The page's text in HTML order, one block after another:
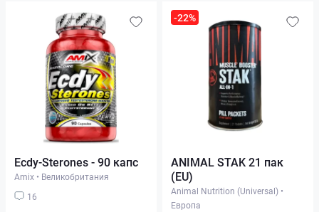
Ecdy-Sterones - 90 капс
Amix • Великобритания
16
-22%
ANIMAL STAK 21 пак
(EU)
Animal Nutrition (Universal) •
Европа